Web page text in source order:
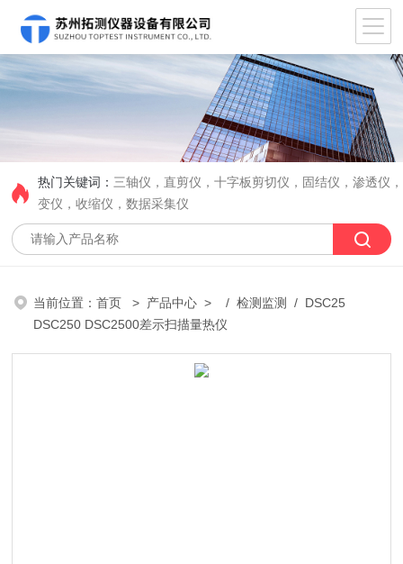
热门关键词： 三轴仪，直剪仪，十字板剪切仪，固结仪，渗透仪
变仪，收缩仪，数据采集仪
当前位置：首页 > 产品中心 > /检测监测
/ DSC25
DSC250 DSC2500差示扫描量热仪